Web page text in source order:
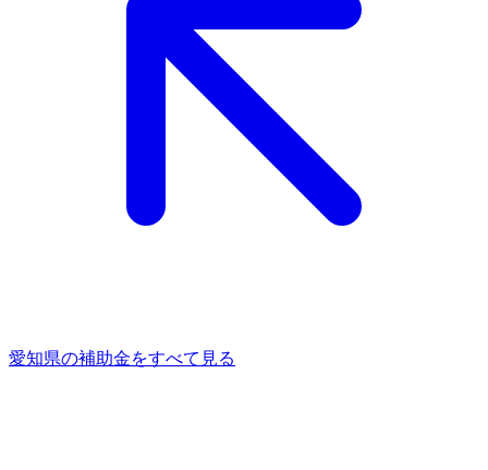
愛知県の補助金をすべて見る